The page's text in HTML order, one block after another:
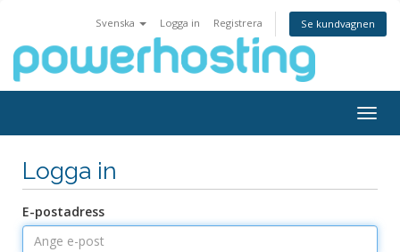
Svenska Logga in Registrera Se kundvagnen
Logga in
E-postadress